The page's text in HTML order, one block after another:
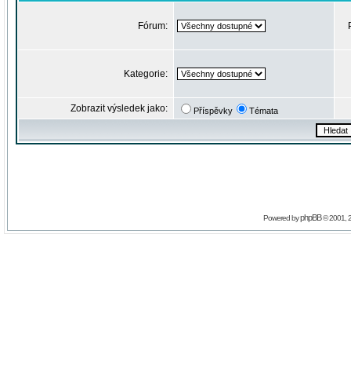
Fórum:
Kategorie:
Zobrazit výsledek jako: Příspěvky Témata
Powered byphpBB© 2001,